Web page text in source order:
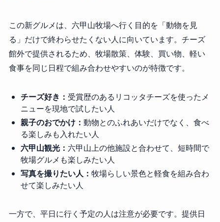
この新グルメは、六甲山牧場へ行く目的を「動物を見
る」だけで終わらせたくない人に向いています。チーズ
館外で提供されるため、牧場散策、体験、買い物、軽い
食事を同じ日程で組み合わせやすいのが特徴です。
チーズ好き： 受賞歴のあるリコッタチーズを使ったメ
ニューを現地で試したい人
親子のおでかけ： 動物とのふれあいだけでなく、食べ
る楽しみも入れたい人
六甲山観光： 六甲山上の他施設と合わせて、短時間で
牧場グルメも楽しみたい人
写真を撮りたい人： 牧場らしい景色と軽食を組み合わ
せて楽しみたい人
一方で、平日に行く予定の人は注意が必要です。提供日